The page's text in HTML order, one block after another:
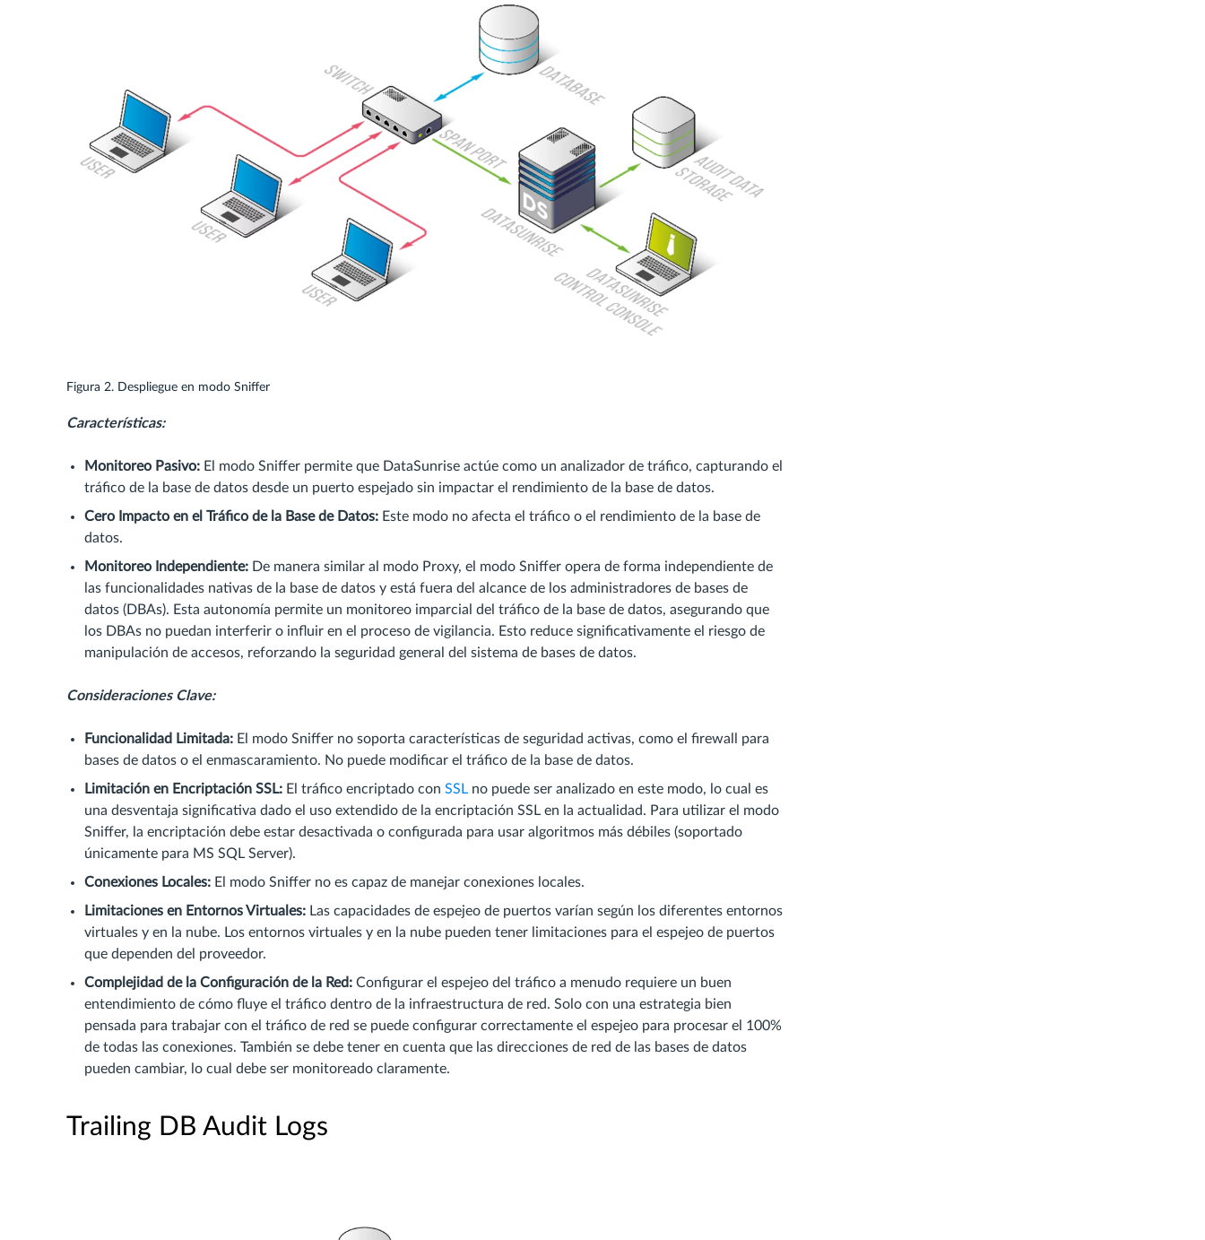
Figura 2. Despliegue en modo Sniffer
Características:
Monitoreo Pasivo: El modo Sniffer permite que DataSunrise actúe como un analizador de tráfico, capturando el
tráfico de la base de datos desde un puerto espejado sin impactar el rendimiento de la base de datos.
Cero Impacto en el Tráfico de la Base de Datos: Este modo no afecta el tráfico o el rendimiento de la base de
datos.
Monitoreo Independiente: De manera similar al modo Proxy, el modo Sniffer opera de forma independiente de
las funcionalidades nativas de la base de datos y está fuera del alcance de los administradores de bases de
datos (DBAs). Esta autonomía permite un monitoreo imparcial del tráfico de la base de datos, asegurando que
los DBAs no puedan interferir o influir en el proceso de vigilancia. Esto reduce significativamente el riesgo de
manipulación de accesos, reforzando la seguridad general del sistema de bases de datos.
Consideraciones Clave:
Funcionalidad Limitada: El modo Sniffer no soporta características de seguridad activas, como el firewall para
bases de datos o el enmascaramiento. No puede modificar el tráfico de la base de datos.
Limitación en Encriptación SSL: El tráfico encriptado con SSL no puede ser analizado en este modo, lo cual es
una desventaja significativa dado el uso extendido de la encriptación SSL en la actualidad. Para utilizar el modo
Sniffer, la encriptación debe estar desactivada o configurada para usar algoritmos más débiles (soportado
únicamente para MS SQL Server).
Conexiones Locales: El modo Sniffer no es capaz de manejar conexiones locales.
Limitaciones en Entornos Virtuales: Las capacidades de espejeo de puertos varían según los diferentes entornos
virtuales y en la nube. Los entornos virtuales y en la nube pueden tener limitaciones para el espejeo de puertos
que dependen del proveedor.
Complejidad de la Configuración de la Red: Configurar el espejeo del tráfico a menudo requiere un buen
entendimiento de cómo fluye el tráfico dentro de la infraestructura de red. Solo con una estrategia bien
pensada para trabajar con el tráfico de red se puede configurar correctamente el espejeo para procesar el 100%
de todas las conexiones. También se debe tener en cuenta que las direcciones de red de las bases de datos
pueden cambiar, lo cual debe ser monitoreado claramente.
Trailing DB Audit Logs